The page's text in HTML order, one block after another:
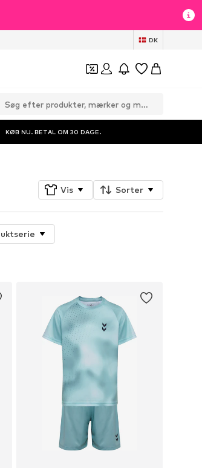
DK
KØB NU. BETAL OM 30 DAGE.
Vis Sorter